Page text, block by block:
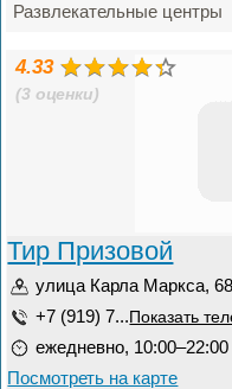
Развлекательные центры
4.33
(3 оценки)
Тир Призовой
улица Карла Маркса, 68
+7 (919) 7... Показать
ежедневно, 10:00–22:00
Посмотреть на карте